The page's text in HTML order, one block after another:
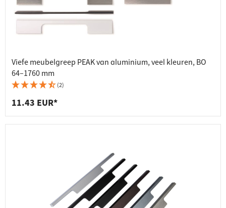
Viefe meubelgreep PEAK van aluminium, veel kleuren, BO
64–1760 mm
(2)
11.43 EUR*